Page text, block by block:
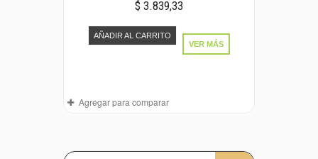
$ 3.839,33
AÑADIR AL CARRITO
VER MÁS
Agregar para comparar